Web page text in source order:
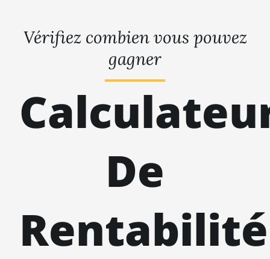
Vérifiez combien vous pouvez
gagner
De
Rentabilité